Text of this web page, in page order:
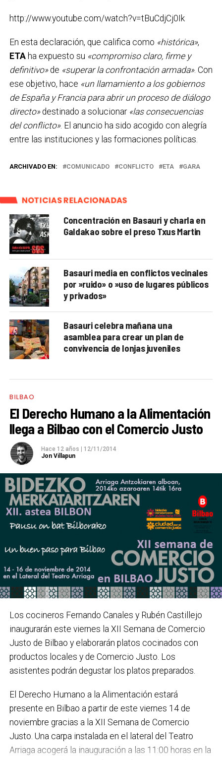
http://www.youtube.com/watch?v=tBuCdjCj0Ik
En esta declaración, que califica como «histórica»,
ETAha expuesto su «compromiso claro, firme y
definitivo»de «superar la confrontación armada». Con
ese objetivo, hace «un llamamiento a los gobiernos
de España y Francia para abrir un proceso de diálogo
directo»destinado a solucionar «las consecuencias
del conflicto». El anuncio ha sido acogido con alegría
entre las instituciones y las formaciones políticas.
ARCHIVADO EN: COMUNICADO CONFLICTO ETA GARA
NOTICIAS RELACIONADAS
Concentración en Basauri y charla en
Galdakao sobre el preso Txus Martin
Basauri media en conflictos vecinales
por »ruido» o »uso de lugares públicos
y privados»
Basauri celebra mañana una
asamblea para crear un plan de
convivencia de lonjas juveniles
BILBAO
El Derecho Humano a la Alimentación
llega a Bilbao con el Comercio Justo
Hace 12 años
12/11/2014
Jon Villapun
Los cocineros Fernando Canales y Rubén Castillejo
inaugurarán este viernes la XII Semana de Comercio
Justo de Bilbao y elaborarán platos cocinados con
productos locales y de Comercio Justo. Los
asistentes podrán degustar los platos preparados.
El Derecho Humano a la Alimentación estará
presente en Bilbao a partir de este viernes 14 de
noviembre gracias a la XII Semana de Comercio
Justo. Una carpa instalada en el lateral del Teatro
Arriaga acogerá la inauguración a las 11:00 horas en la